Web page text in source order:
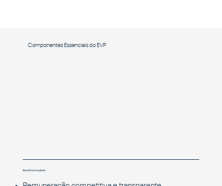
Componentes Essenciais do EVP
Benefícios tangíveis: